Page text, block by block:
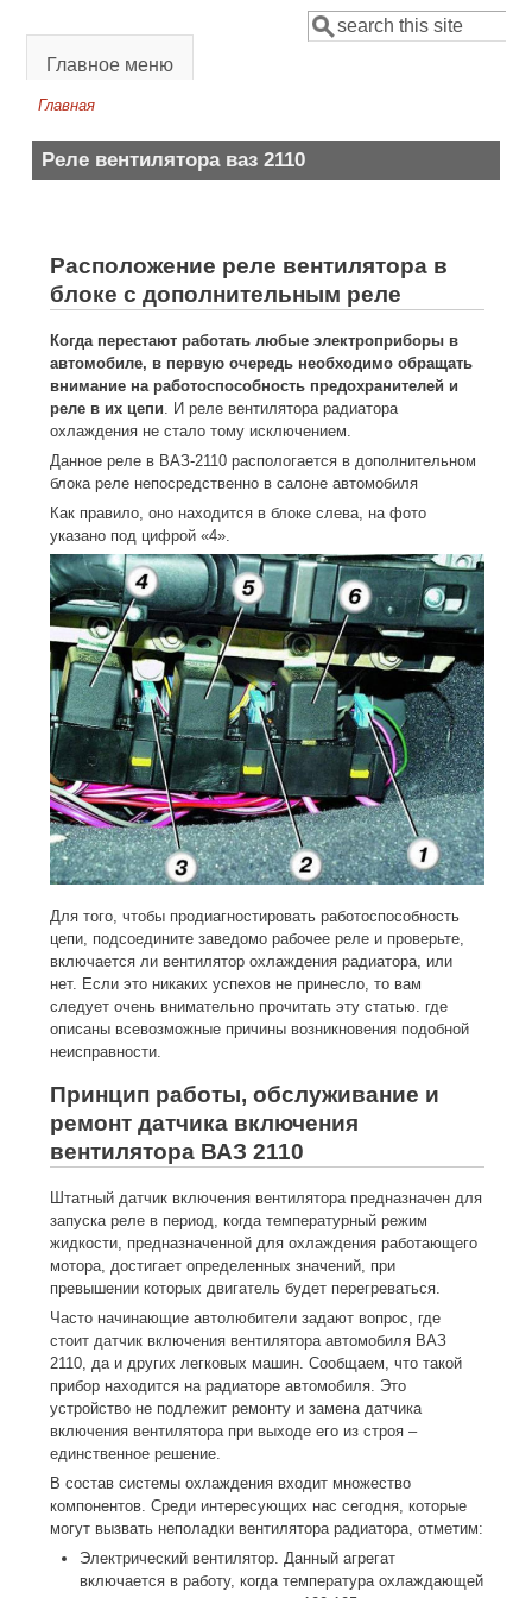
Форма поиска
Поиск
Главное меню
Главная
Реле вентилятора ваз 2110
Расположение реле вентилятора в
блоке с дополнительным реле
Когда перестают работать любые электроприборы в
автомобиле, в первую очередь необходимо обращать
внимание на работоспособность предохранителей и
реле в их цепи. И реле вентилятора радиатора
охлаждения не стало тому исключением.
Данное реле в ВАЗ-2110 распологается в дополнительном
блока реле непосредственно в салоне автомобиля
Как правило, оно находится в блоке слева, на фото
указано под цифрой «4».
Для того, чтобы продиагностировать работоспособность
цепи, подсоедините заведомо рабочее реле и проверьте,
включается ли вентилятор охлаждения радиатора, или
нет. Если это никаких успехов не принесло, то вам
следует очень внимательно прочитать эту статью. где
описаны всевозможные причины возникновения подобной
неисправности.
Принцип работы, обслуживание и
ремонт датчика включения
вентилятора ВАЗ 2110
Штатный датчик включения вентилятора предназначен для
запуска реле в период, когда температурный режим
жидкости, предназначенной для охлаждения работающего
мотора, достигает определенных значений, при
превышении которых двигатель будет перегреваться.
Часто начинающие автолюбители задают вопрос, где
стоит датчик включения вентилятора автомобиля ВАЗ
2110, да и других легковых машин. Сообщаем, что такой
прибор находится на радиаторе автомобиля. Это
устройство не подлежит ремонту и замена датчика
включения вентилятора при выходе его из строя –
единственное решение.
В состав системы охлаждения входит множество
компонентов. Среди интересующих нас сегодня, которые
могут вызвать неполадки вентилятора радиатора, отметим:
Электрический вентилятор. Данный агрегат
включается в работу, когда температура охлаждающей